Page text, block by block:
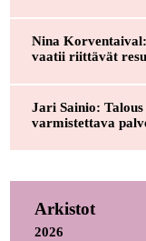
Nina
vaatii riittävät
Jari Sainio:
varmistettava
Arkistot
2026